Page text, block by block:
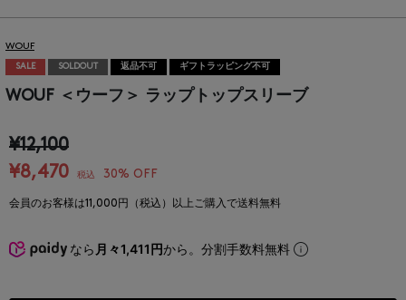
WOUF
SALE SOLDOUT 返品不可 ギフトラッピング不可
WOUF ＜ウーフ＞ ラップトップスリーブ
¥12,100
¥8,470
税込 30% OFF
会員のお客様は11,000円（税込）以上ご購入で送料無料
なら 月々1,411円から。分割手数料無料